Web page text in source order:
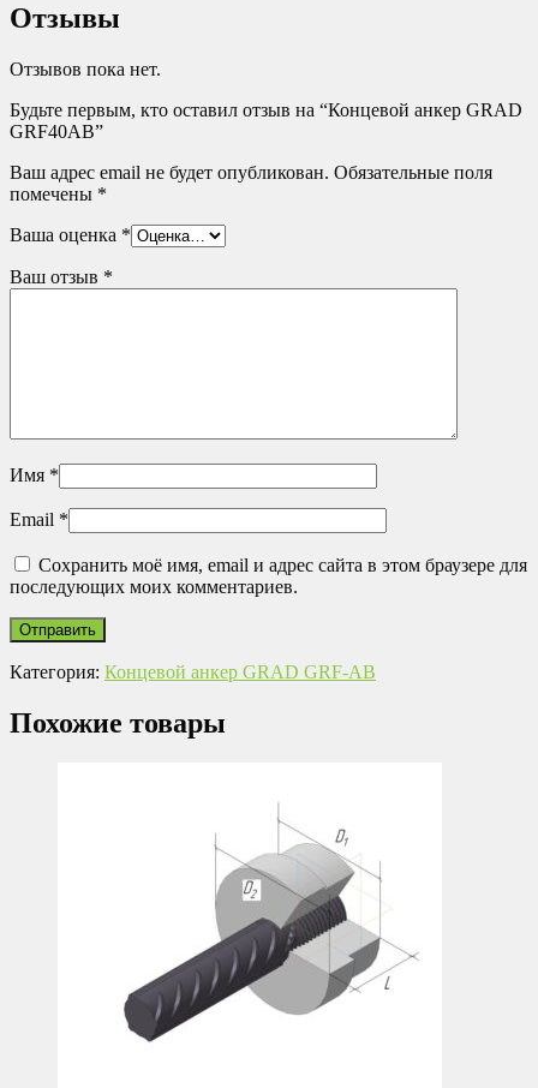
Отзывы
Отзывов пока нет.
Будьте первым, кто оставил отзыв на “Концевой анкер GRAD
GRF40AB”
Ваш адрес email не будет опубликован. Обязательные поля
помечены *
Ваша оценка *
Ваш отзыв *
Имя *
Email *
Сохранить моё имя, email и адрес сайта в этом браузере для
последующих моих комментариев.
Категория: Концевой анкер GRAD GRF-AB
Похожие товары